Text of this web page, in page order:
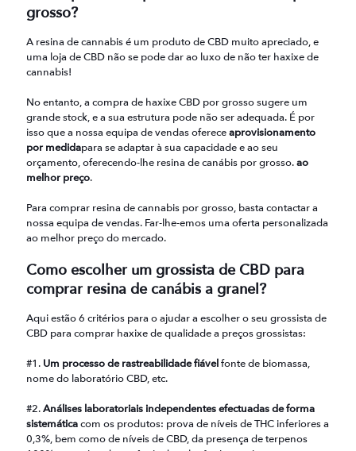
grosso?
A resina de cannabis é um produto de CBD muito apreciado, e
uma loja de CBD não se pode dar ao luxo de não ter haxixe de
cannabis!
No entanto, a compra de haxixe CBD por grosso sugere um
grande stock, e a sua estrutura pode não ser adequada. É por
isso que a nossa equipa de vendas ofereceaprovisionamento
por medidapara se adaptar à sua capacidade e ao seu
orçamento, oferecendo-lhe resina de canábis por grosso.ao
melhor preço.
Para comprar resina de cannabis por grosso, basta contactar a
nossa equipa de vendas. Far-lhe-emos uma oferta personalizada
ao melhor preço do mercado.
Como escolher um grossista de CBD para
comprar resina de canábis a granel?
Aqui estão 6 critérios para o ajudar a escolher o seu grossista de
CBD para comprar haxixe de qualidade a preços grossistas:
#1. Um processo de rastreabilidade fiávelfonte de biomassa,
nome do laboratório CBD, etc.
#2.Análises laboratoriais independentes efectuadas de forma
sistemáticacom os produtos: prova de níveis de THC inferiores a
0,3%, bem como de níveis de CBD, da presença de terpenos